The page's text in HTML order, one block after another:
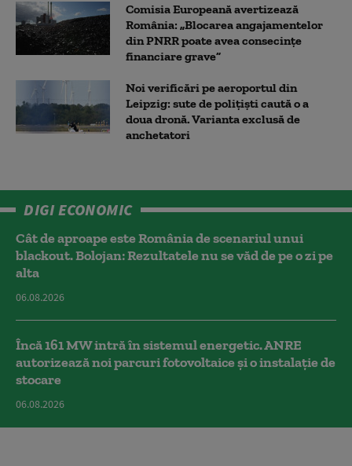
Comisia Europeană avertizează
România: „Blocarea angajamentelor
din PNRR poate avea consecințe
financiare grave”
Noi verificări pe aeroportul din
Leipzig: sute de polițiști caută o a
doua dronă. Varianta exclusă de
anchetatori
DIGI ECONOMIC
Cât de aproape este România de scenariul unui
blackout. Bolojan: Rezultatele nu se văd de pe o zi pe
alta
06.08.2026
Încă 161 MW intră în sistemul energetic. ANRE
autorizează noi parcuri fotovoltaice și o instalație de
stocare
06.08.2026